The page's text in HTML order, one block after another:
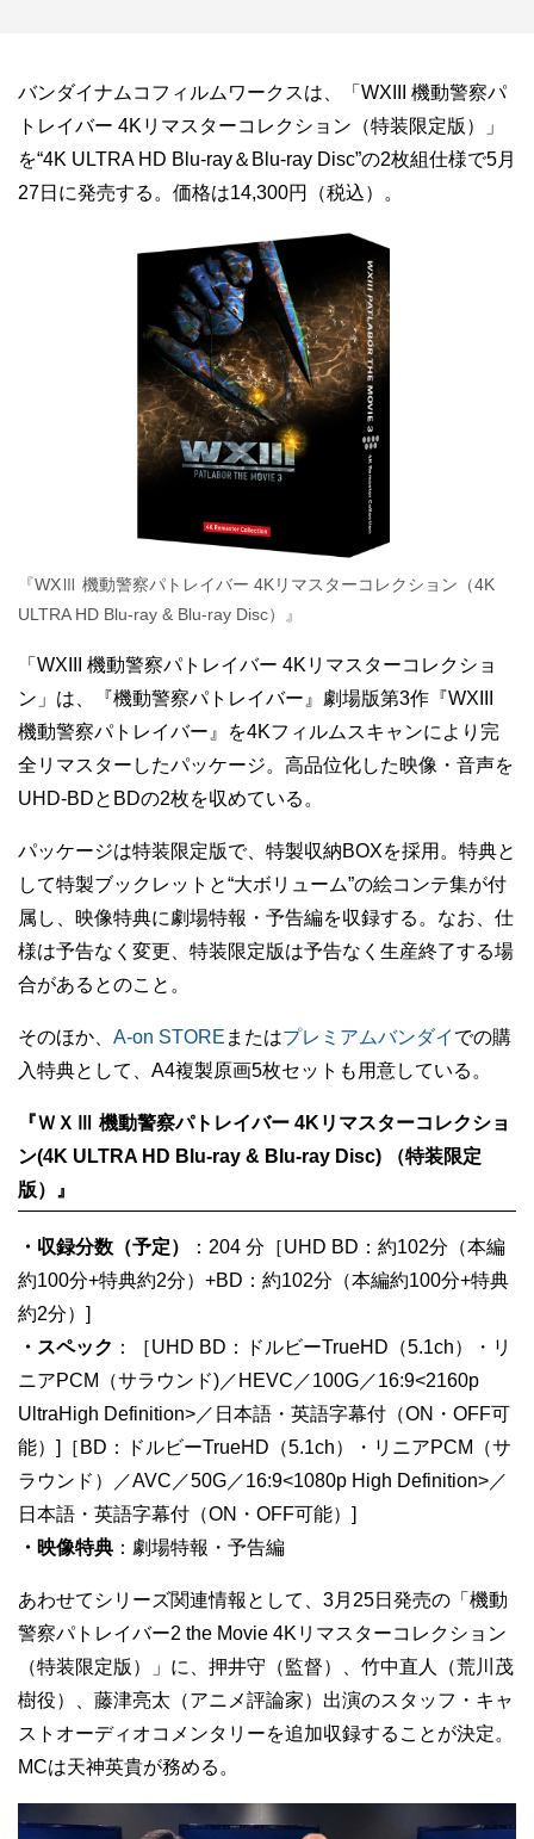
バンダイナムコフィルムワークスは、「WXIII 機動警察パ
トレイバー 4Kリマスターコレクション（特装限定版）」
を“4K ULTRA HD Blu-ray＆Blu-ray Disc”の2枚組仕様で5月
27日に発売する。価格は14,300円（税込）。
『WXⅢ 機動警察パトレイバー 4Kリマスターコレクション（4K
ULTRA HD Blu-ray & Blu-ray Disc）』
「WXIII 機動警察パトレイバー 4Kリマスターコレクショ
ン」は、『機動警察パトレイバー』劇場版第3作『WXIII
機動警察パトレイバー』を4Kフィルムスキャンにより完
全リマスターしたパッケージ。高品位化した映像・音声を
UHD-BDとBDの2枚を収めている。
パッケージは特装限定版で、特製収納BOXを採用。特典と
して特製ブックレットと“大ボリューム”の絵コンテ集が付
属し、映像特典に劇場特報・予告編を収録する。なお、仕
様は予告なく変更、特装限定版は予告なく生産終了する場
合があるとのこと。
そのほか、 A-on STORE またはプレミアムバンダイ での購
入特典として、A4複製原画5枚セットも用意している。
『ＷＸⅢ 機動警察パトレイバー 4Kリマスターコレクショ
ン(4K ULTRA HD Blu-ray & Blu-ray Disc) （特装限定
版）』
・収録分数（予定）
：204 分［UHD BD：約102分（本編
約100分+特典約2分）+BD：約102分（本編約100分+特典
約2分）]
・スペック ：［UHD BD：ドルビーTrueHD（5.1ch）・リ
ニアPCM（サラウンド)／HEVC／100G／16:9<2160p
UltraHigh Definition>／日本語・英語字幕付（ON・OFF可
能）]［BD：ドルビーTrueHD（5.1ch）・リニアPCM（サ
ラウンド）／AVC／50G／16:9<1080p High Definition>／
日本語・英語字幕付（ON・OFF可能）]
・映像特典 ：劇場特報・予告編
あわせてシリーズ関連情報として、3月25日発売の「機動
警察パトレイバー2 the Movie 4Kリマスターコレクション
（特装限定版）」に、押井守（監督）、竹中直人（荒川茂
樹役）、藤津亮太（アニメ評論家）出演のスタッフ・キャ
ストオーディオコメンタリーを追加収録することが決定。
MCは天神英貴が務める。